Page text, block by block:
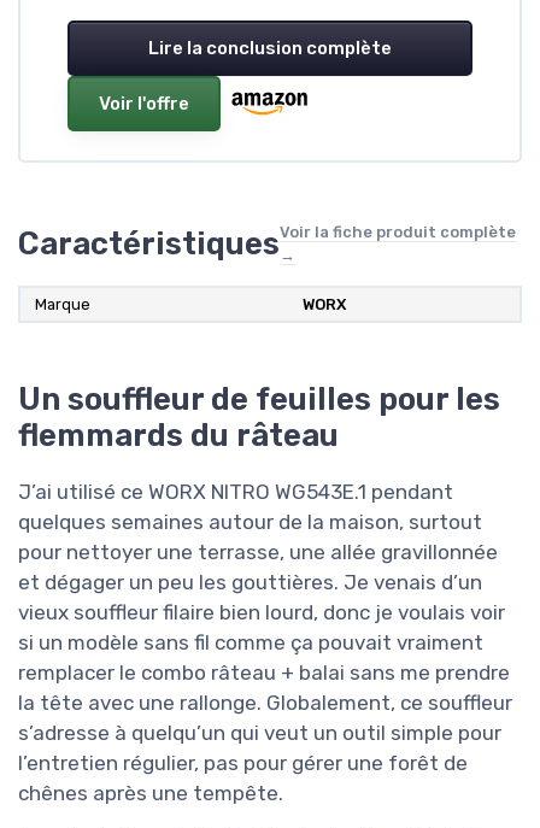
Lire la conclusion complète
Voir l'offre
CaractéristiquesVoir la fiche produit complète
→
Marque WORX
Un souffleur de feuilles pour les
flemmards du râteau
J’ai utilisé ce WORX NITRO WG543E.1 pendant
quelques semaines autour de la maison, surtout
pour nettoyer une terrasse, une allée gravillonnée
et dégager un peu les gouttières. Je venais d’un
vieux souffleur filaire bien lourd, donc je voulais voir
si un modèle sans fil comme ça pouvait vraiment
remplacer le combo râteau + balai sans me prendre
la tête avec une rallonge. Globalement, ce souffleur
s’adresse à quelqu’un qui veut un outil simple pour
l’entretien régulier, pas pour gérer une forêt de
chênes après une tempête.